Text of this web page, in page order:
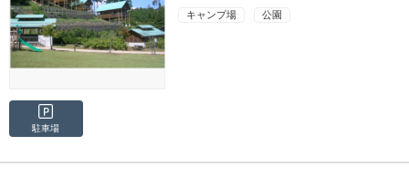
キャンプ場 公園
駐車場